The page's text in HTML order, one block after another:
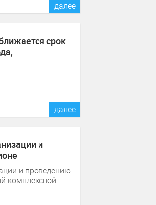
далее
срок
далее
и
и проведению
комплексной